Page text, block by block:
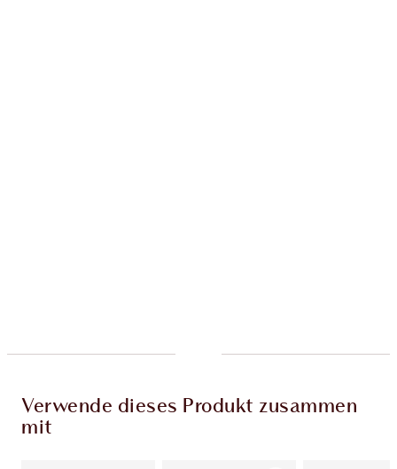
Verwende dieses Produkt zusammen
mit